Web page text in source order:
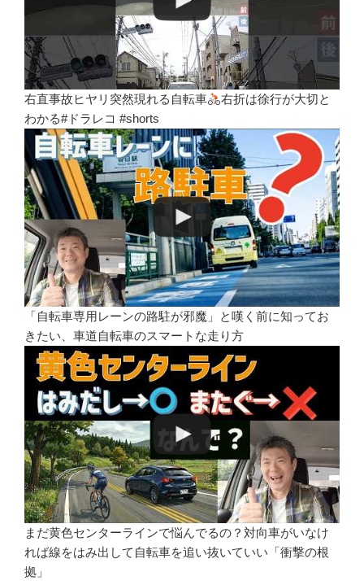
右直事故ヒヤリ突然現れる自転車
右折は徐行が大切と
わかる#ドラレコ #shorts
「自転車専用レーンの路駐が邪魔」と嘆く前に知ってお
きたい、車道自転車のスマートな走り方
まだ黄色センターラインで悩んでるの？対向車がいなけ
れば線をはみ出して自転車を追い抜いていい「衝撃の根
拠」